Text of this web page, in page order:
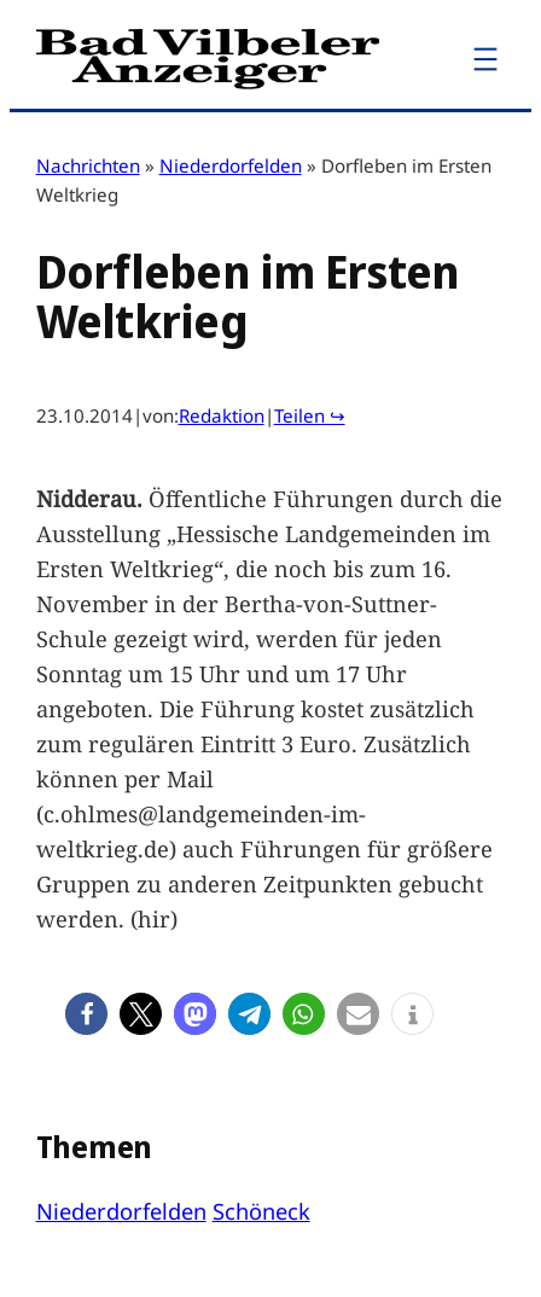
Zum
Inhalt
Nachrichten » Niederdorfelden » Dorfleben im Ersten
Weltkrieg
Dorfleben im Ersten
Weltkrieg
23.10.2014|von:Redaktion|Teilen ↪
Nidderau.Öffentliche Führungen durch die
Ausstellung „Hessische Landgemeinden im
Ersten Weltkrieg“, die noch bis zum 16.
November in der Bertha-von-Suttner-
Schule gezeigt wird, werden für jeden
Sonntag um 15 Uhr und um 17 Uhr
angeboten. Die Führung kostet zusätzlich
zum regulären Eintritt 3 Euro. Zusätzlich
können per Mail
(c.ohlmes@landgemeinden-im-
weltkrieg.de) auch Führungen für größere
Gruppen zu anderen Zeitpunkten gebucht
werden. (hir)
Themen
Niederdorfelden Schöneck